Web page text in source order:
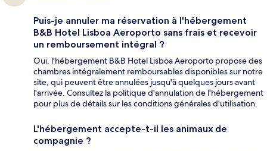
Puis-je annuler ma réservation à l'hébergement
B&B Hotel Lisboa Aeroporto sans frais et recevoir
un remboursement intégral ?
Oui, l'hébergement B&B Hotel Lisboa Aeroporto propose des
chambres intégralement remboursables disponibles sur notre
site, qui peuvent être annulées jusqu'à quelques jours avant
l'arrivée. Consultez la politique d'annulation de l'hébergement
pour plus de détails sur les conditions générales d'utilisation.
L'hébergement accepte-t-il les animaux de
compagnie ?